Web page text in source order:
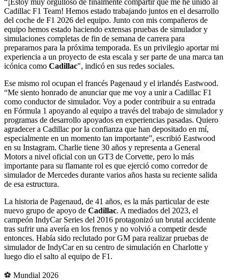
Cadillac F1 Team! Hemos estado trabajando juntos en el desarrollo
del coche de F1 2026 del equipo. Junto con mis compañeros de
equipo hemos estado haciendo extensas pruebas de simulador y
simulaciones completas de fin de semana de carrera para
prepararnos para la próxima temporada. Es un privilegio aportar mi
experiencia a un proyecto de esta escala y ser parte de una marca tan
icónica como Cadillac", indicó en sus redes sociales.
Ese mismo rol ocupan el francés Pagenaud y el irlandés Eastwood.
“Me siento honrado de anunciar que me voy a unir a Cadillac F1
como conductor de simulador. Voy a poder contribuir a su entrada
en Fórmula 1 apoyando al equipo a través del trabajo de simulador y
programas de desarrollo apoyados en experiencias pasadas. Quiero
agradecer a Cadillac por la confianza que han depositado en mí,
especialmente en un momento tan importante”, escribió Eastwood
en su Instagram. Charlie tiene 30 años y representa a General
Motors a nivel oficial con un GT3 de Corvette, pero lo más
importante para su flamante rol es que ejerció como corredor de
simulador de Mercedes durante varios años hasta su reciente salida
de esa estructura.
La historia de Pagenaud, de 41 años, es la más particular de este
nuevo grupo de apoyo de Cadillac. A mediados del 2023, el
campeón IndyCar Series del 2016 protagonizó un brutal accidente
tras sufrir una avería en los frenos y no volvió a competir desde
entonces. Había sido reclutado por GM para realizar pruebas de
simulador de IndyCar en su centro de simulación en Charlotte y
luego dio el salto al equipo de F1.
⚽ Mundial 2026